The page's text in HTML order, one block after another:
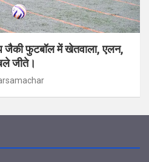
जैकी फुटबॉल में खेतवाला, एलन,
जीते।